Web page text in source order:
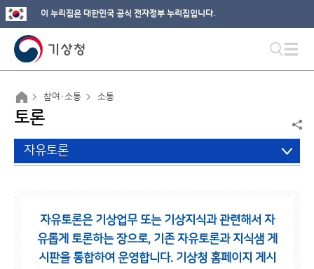
이 누리집은 대한민국 공식 전자정부 누리집입니다.
참여·소통 소통
토론
자유토론
자유토론은 기상업무 또는 기상지식과 관련해서 자
유롭게 토론하는 장으로, 기존 자유토론과 지식샘 게
시판을 통합하여 운영합니다. 기상청 홈페이지 게시